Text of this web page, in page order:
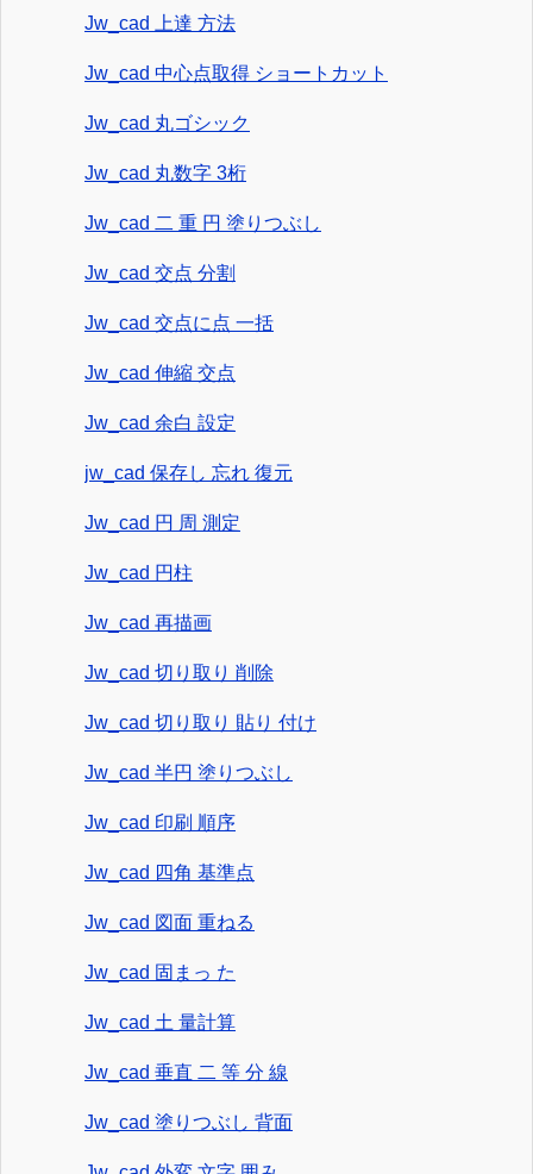
Jw_cad 上達 方法
Jw_cad 中心点取得 ショートカット
Jw_cad 丸ゴシック
Jw_cad 丸数字 3桁
Jw_cad 二 重 円 塗りつぶし
Jw_cad 交点 分割
Jw_cad 交点に点 一括
Jw_cad 伸縮 交点
Jw_cad 余白 設定
jw_cad 保存し 忘れ 復元
Jw_cad 円 周 測定
Jw_cad 円柱
Jw_cad 再描画
Jw_cad 切り取り 削除
Jw_cad 切り取り 貼り 付け
Jw_cad 半円 塗りつぶし
Jw_cad 印刷 順序
Jw_cad 四角 基準点
Jw_cad 図面 重ねる
Jw_cad 固まっ た
Jw_cad 土 量計算
Jw_cad 垂直 二 等 分 線
Jw_cad 塗りつぶし 背面